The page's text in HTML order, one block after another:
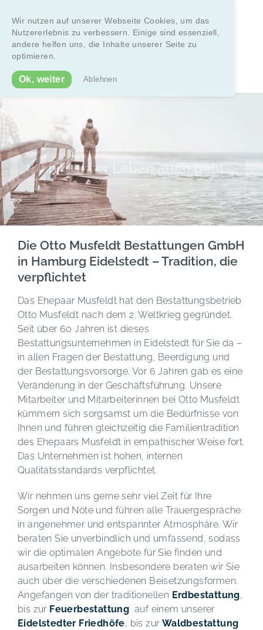
Inhalt
springen
Telefon: 040/5709628
Wohin unser Leben auch geht ...
Die Otto Musfeldt Bestattungen GmbH
in Hamburg Eidelstedt – Tradition, die
verpflichtet
Das Ehepaar Musfeldt hat den Bestattungsbetrieb
Otto Musfeldt nach dem 2. Weltkrieg gegründet.
Seit über 60 Jahren ist dieses
Bestattungsunternehmen in Eidelstedt für Sie da –
in allen Fragen der Bestattung, Beerdigung und
der Bestattungsvorsorge. Vor 6 Jahren gab es eine
Veränderung in der Geschäftsführung. Unsere
Mitarbeiter und Mitarbeiterinnen bei Otto Musfeldt
kümmern sich sorgsamst um die Bedürfnisse von
Ihnen und führen gleichzeitig die Familientradition
des Ehepaars Musfeldt in empathischer Weise fort.
Das Unternehmen ist hohen, internen
Qualitätsstandards verpflichtet.
Wir nehmen uns gerne sehr viel Zeit für Ihre
Sorgen und Nöte und führen alle Trauergespräche
in angenehmer und entspannter Atmosphäre. Wir
beraten Sie unverbindlich und umfassend, sodass
wir die optimalen Angebote für Sie finden und
ausarbeiten können. Insbesondere beraten wir Sie
auch über die verschiedenen Beisetzungsformen.
Angefangen von der traditionellen Erdbestattung,
bis zur Feuerbestattung auf einem unserer
Eidelstedter Friedhöfe, bis zur Waldbestattung
Wir nutzen auf unserer Webseite Cookies, um das
Nutzererlebnis zu verbessern. Einige sind essenziell,
andere helfen uns, die Inhalte unserer Seite zu
optimieren.
Ok, weiter Ablehnen